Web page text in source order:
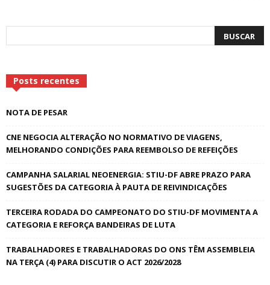
Posts recentes
NOTA DE PESAR
CNE NEGOCIA ALTERAÇÃO NO NORMATIVO DE VIAGENS,
MELHORANDO CONDIÇÕES PARA REEMBOLSO DE REFEIÇÕES
CAMPANHA SALARIAL NEOENERGIA: STIU-DF ABRE PRAZO PARA
SUGESTÕES DA CATEGORIA À PAUTA DE REIVINDICAÇÕES
TERCEIRA RODADA DO CAMPEONATO DO STIU-DF MOVIMENTA A
CATEGORIA E REFORÇA BANDEIRAS DE LUTA
TRABALHADORES E TRABALHADORAS DO ONS TÊM ASSEMBLEIA
NA TERÇA (4) PARA DISCUTIR O ACT 2026/2028